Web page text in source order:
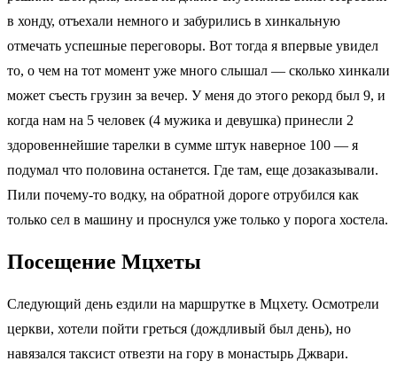
в хонду, отъехали немного и забурились в хинкальную
отмечать успешные переговоры. Вот тогда я впервые увидел
то, о чем на тот момент уже много слышал — сколько хинкали
может съесть грузин за вечер. У меня до этого рекорд был 9, и
когда нам на 5 человек (4 мужика и девушка) принесли 2
здоровеннейшие тарелки в сумме штук наверное 100 — я
подумал что половина останется. Где там, еще дозаказывали.
Пили почему-то водку, на обратной дороге отрубился как
только сел в машину и проснулся уже только у порога хостела.
Посещение Мцхеты
Следующий день ездили на маршрутке в Мцхету. Осмотрели
церкви, хотели пойти греться (дождливый был день), но
навязался таксист отвезти на гору в монастырь Джвари.